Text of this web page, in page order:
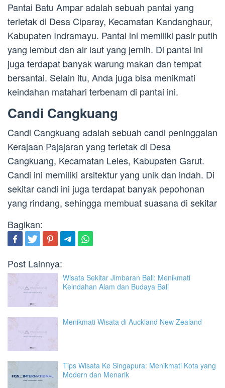
Pantai Batu Ampar adalah sebuah pantai yang
terletak di Desa Ciparay, Kecamatan Kandanghaur,
Kabupaten Indramayu. Pantai ini memiliki pasir putih
yang lembut dan air laut yang jernih. Di pantai ini
juga terdapat banyak warung makan dan tempat
bersantai. Selain itu, Anda juga bisa menikmati
keindahan matahari terbenam di pantai ini.
Candi Cangkuang
Candi Cangkuang adalah sebuah candi peninggalan
Kerajaan Pajajaran yang terletak di Desa
Cangkuang, Kecamatan Leles, Kabupaten Garut.
Candi ini memiliki arsitektur yang unik dan indah. Di
sekitar candi ini juga terdapat banyak pepohonan
yang rindang, sehingga membuat suasana di sekitar
Bagikan:
Post Lainnya:
Wisata Sekitar Jimbaran Bali: Menikmati
Keindahan Alam dan Budaya Bali
Menikmati Wisata di Auckland New Zealand
Tips Wisata Ke Singapura: Menikmati Kota yang
Modern dan Menarik